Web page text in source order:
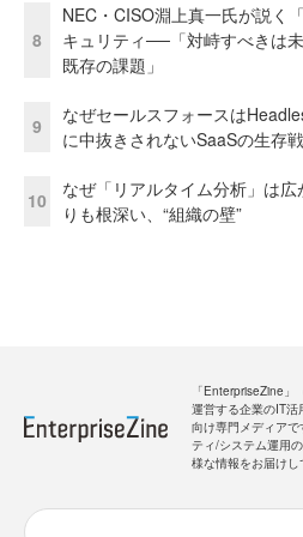
8
NEC・CISO淵上真一氏が説く
キュリティ──「対峙すべきは
既存の課題」
9
なぜセールスフォースは
に中抜きされないSaaSの生存
10
なぜ「リアルタイム分析」は
りも根深い、“組織の壁”
「EnterpriseZine
運営する企業のIT活
向け専門メディア
ティ/システム運用
様な情報をお届けし